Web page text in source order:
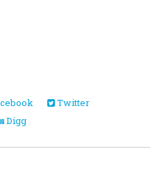
Twitter
Digg